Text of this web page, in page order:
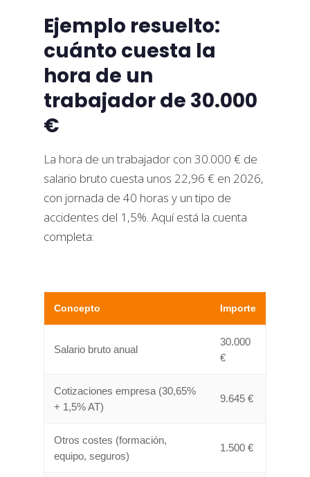
Ejemplo resuelto:
cuánto cuesta la
hora de un
trabajador de 30.000
€
La hora de un trabajador con 30.000 € de
salario bruto cuesta unos 22,96 € en 2026,
con jornada de 40 horas y un tipo de
accidentes del 1,5%. Aquí está la cuenta
completa:
Concepto Importe
Salario bruto anual
30.000
€
Cotizaciones empresa (30,65%
+ 1,5% AT)
9.645 €
Otros costes (formación,
equipo, seguros)
1.500 €